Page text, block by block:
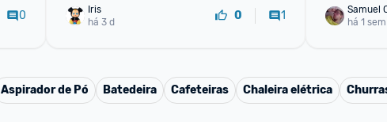
0
Iris
há 3 d
0 1
Samuel
há 1 sem
Aspirador de Pó Batedeira Cafeteiras Chaleira elétrica